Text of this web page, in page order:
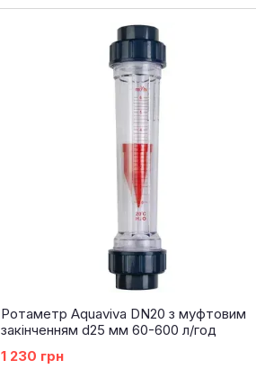
Ротаметр Aquaviva DN20 з муфтовим
закінченням d25 мм 60-600 л/год
1 230 грн